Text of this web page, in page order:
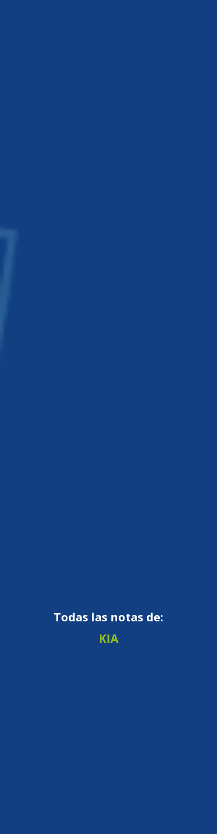
Todas las notas de:
KIA